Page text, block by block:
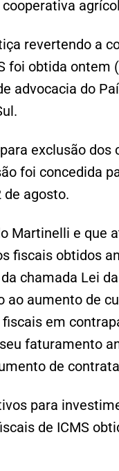
revertendo a
foi obtida ontem
advocacia do
exclusão dos
foi concedida
de agosto.
Martinelli e que
fiscais obtidos
chamada Lei
aumento de
em
faturamento
de
para
de ICMS